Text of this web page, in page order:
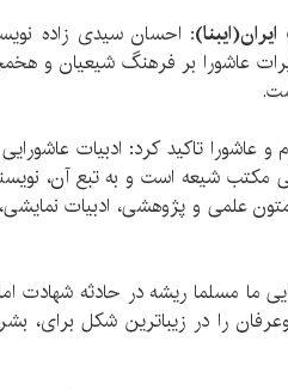
احسان سیدی زاده
عاشورا بر فرهنگ شیعیان و
عاشورا تاکید کرد: ادبیات
شیعه است و به تبع‌ آن،
علمی و پژوهشی، ادبیات
ما مسلما ریشه در حادثه
وعرفان را در زیباترین شکل برای،